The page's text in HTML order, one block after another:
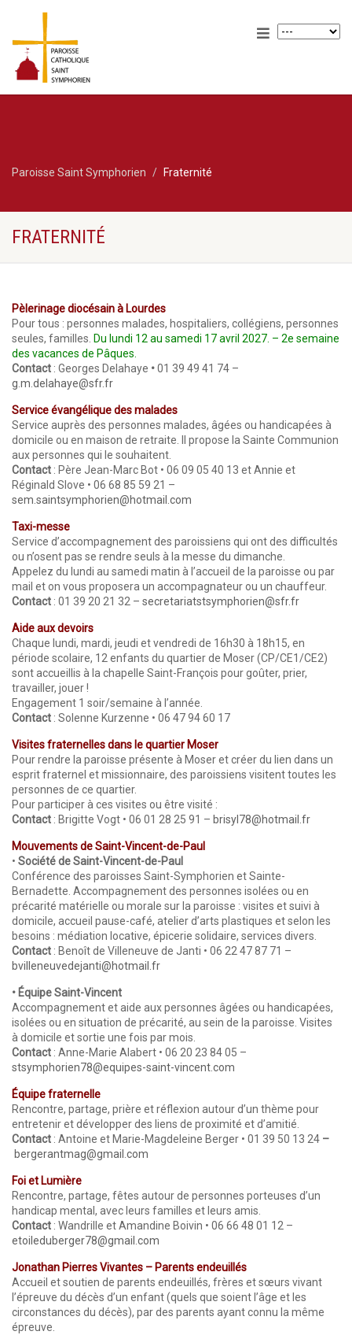
Paroisse Saint Symphorien Fraternité
FRATERNITÉ
Pèlerinagediocésain à Lourdes
Pour tous : personnes malades, hospitaliers, collégiens, personnes
seules, familles. Du lundi 12 au samedi 17 avril 2027. – 2e semaine
des vacances de Pâques.
Contact : Georges Delahaye •01 39 49 41 74 –
g.m.delahaye@sfr.fr
Service évangélique des malades
Service auprès des personnes malades, âgées ou handicapées à
domicile ou en maison de retraite. Il propose la Sainte Communion
aux personnes qui le souhaitent.
Contact : Père Jean-Marc Bot • 06 09 05 40 13 et Annie et
Réginald Slove • 06 68 85 59 21 –
sem.saintsymphorien@hotmail.com
Taxi-messe
Service d’accompagnement des paroissiens qui ont des difficultés
ou n’osent pas se rendre seuls à la messe du dimanche.
Appelez du lundi au samedi matin à l’accueil de la paroisse ou par
mail et on vous proposera un accompagnateur ou un chauffeur.
Contact : 01 39 20 21 32 – secretariatstsymphorien@sfr.fr
Aide aux devoirs
Chaque lundi, mardi, jeudi et vendredi de 16h30 à 18h15, en
période scolaire, 12 enfants du quartier de Moser (CP/CE1/CE2)
sont accueillis à la chapelle Saint-François pour goûter, prier,
travailler, jouer !
Engagement 1 soir/semaine à l’année.
Contact : Solenne Kurzenne • 06 47 94 60 17
Visites fraternelles dans le quartier Moser
Pour rendre la paroisse présente à Moser et créer du lien dans un
esprit fraternel et missionnaire, des paroissiens visitent toutes les
personnes de ce quartier.
Pour participer à ces visites ou être visité :
Contact : Brigitte Vogt • 06 01 28 25 91 – brisyl78@hotmail.fr
Mouvements de Saint-Vincent-de-Paul
• Société de Saint-Vincent-de-Paul
Conférence des paroisses Saint-Symphorien et Sainte-
Bernadette. Accompagnement des personnes isolées ou en
précarité matérielle ou morale sur la paroisse : visites et suivi à
domicile, accueil pause-café, atelier d’arts plastiques et selon les
besoins : médiation locative, épicerie solidaire, services divers.
Contact : Benoît de Villeneuve de Janti • 06 22 47 87 71 –
bvilleneuvedejanti@hotmail.fr
• Équipe Saint-Vincent
Accompagnement et aide aux personnes âgées ou handicapées,
isolées ou en situation de précarité, au sein de la paroisse. Visites
à domicile et sortie une fois par mois.
Contact : Anne-Marie Alabert • 06 20 23 84 05 –
stsymphorien78@equipes-saint-vincent.com
Équipe fraternelle
Rencontre, partage, prière et réflexion autour d’un thème pour
entretenir et développer des liens de proximité et d’amitié.
Contact : Antoine et Marie-Magdeleine Berger • 01 39 50 13 24 –
bergerantmag@gmail.com
Foi et Lumière
Rencontre, partage, fêtes autour de personnes porteuses d’un
handicap mental, avec leurs familles et leurs amis.
Contact : Wandrille et Amandine Boivin • 06 66 48 01 12 –
etoileduberger78@gmail.com
Jonathan Pierres Vivantes – Parents endeuillés
Accueil et soutien de parents endeuillés, frères et sœurs vivant
l’épreuve du décès d’un enfant (quels que soient l’âge et les
circonstances du décès), par des parents ayant connu la même
épreuve.